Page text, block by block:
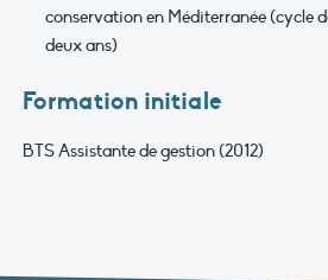
conservation en Méditerranée (cycle
deux ans)
Formation initiale
BTS Assistante de gestion (2012)